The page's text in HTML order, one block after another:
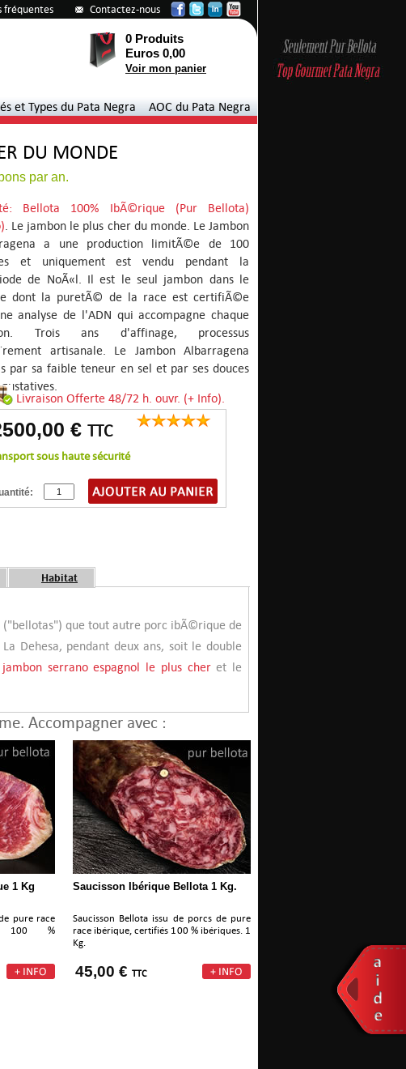
DU MONDE
Bellota 100% IbÃ©rique (Pur Bellota)
. Le jambon le plus cher du monde. Le Jambon
a une production limitÃ©e de 100
et uniquement est vendu pendant la
de NoÃ«l. Il est le seul jambon dans le
dont la puretÃ© de la race est certifiÃ©e
analyse de l'ADN qui accompagne chaque
Trois ans d'affinage, processus
artisanale. Le Jambon Albarragena
par sa faible teneur en sel et par ses douces
Habitat
que tout autre porc ibÃ©rique de
Dehesa, pendant deux ans, soit le double
jambon serrano espagnol le plus cheret le
Accompagner avec :
1 Kg
pure race
100 %
Saucisson Ibérique Bellota 1 Kg.
Saucisson Bellota issu de porcs de pure
race ibérique, certifiés 100 % ibériques. 1
Kg.
45,00 € TTC
par an.
sous haute sécurité
€ TTC
Livraison Offerte 48/72 h. ouvr. (+ Info).
fréquentes Contactez-nous
0 Produits
Euros 0,00
Voir mon panier
et Types du Pata Negra AOC du Pata Negra